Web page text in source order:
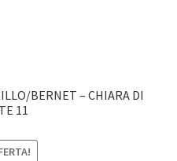
BERNET – CHIARA DI
11